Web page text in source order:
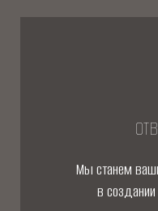
Мы станем
в создании